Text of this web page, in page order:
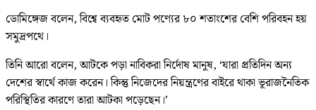
ডোমিঙ্গেজ বলেন, বিশ্বে ব্যবহৃত মোট পণ্যের ৮০ শতাংশের বেশি পরিবহন হয়
সমুদ্রপথে।
তিনি আরো বলেন, আটকে পড়া নাবিকরা নির্দোষ মানুষ, ‘যারা প্রতিদিন অন্য
দেশের স্বার্থে কাজ করেন। কিন্তু নিজেদের নিয়ন্ত্রণের বাইরে থাকা ভূরাজনৈতিক
পরিস্থিতির কারণে তারা আটকা পড়েছেন।’